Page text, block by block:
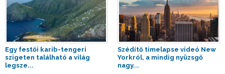
Egy festői karib-tengeri
szigeten található a világ
legsze...
Szédítő timelapse videó New
Yorkról, a mindig nyüzsgő
nagy...